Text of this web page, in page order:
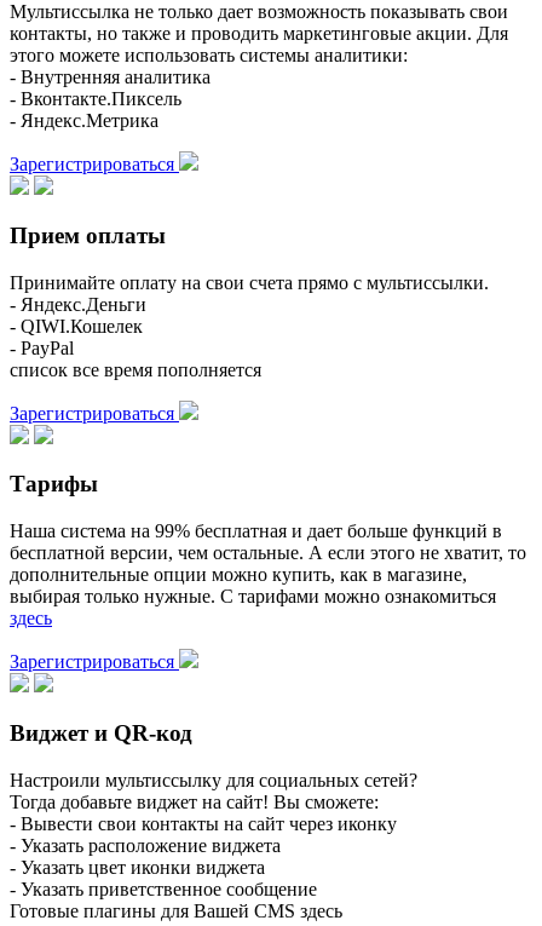
Мультиссылка не только дает возможность показывать свои
контакты, но также и проводить маркетинговые акции. Для
этого можете использовать системы аналитики:
- Внутренняя аналитика
- Вконтакте.Пиксель
- Яндекс.Метрика
Зарегистрироваться
Прием оплаты
Принимайте оплату на свои счета прямо с мультиссылки.
- Яндекс.Деньги
- QIWI.Кошелек
- PayPal
список все время пополняется
Зарегистрироваться
Тарифы
Наша система на 99% бесплатная и дает больше функций в
бесплатной версии, чем остальные. А если этого не хватит, то
дополнительные опции можно купить, как в магазине,
выбирая только нужные. С тарифами можно ознакомиться
здесь
Зарегистрироваться
Виджет и QR-код
Настроили мультиссылку для социальных сетей?
Тогда добавьте виджет на сайт! Вы сможете:
- Вывести свои контакты на сайт через иконку
- Указать расположение виджета
- Указать цвет иконки виджета
- Указать приветственное сообщение
Готовые плагины для Вашей CMS здесь